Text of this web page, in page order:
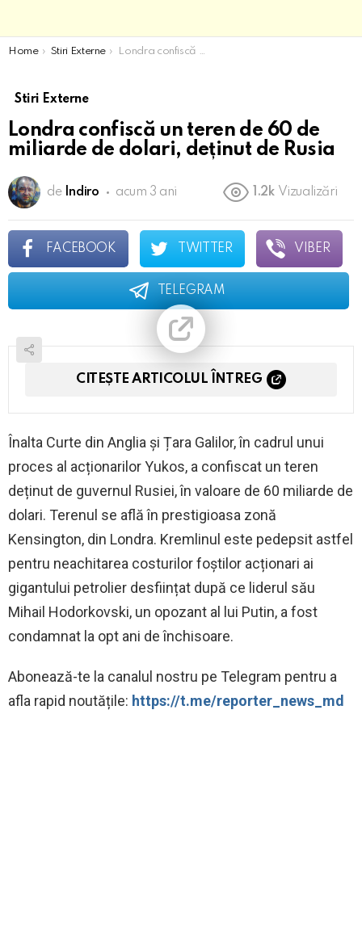
You are here:
Home Stiri Externe Londra confiscă un teren de 60 de miliarde de dolari, deținut de Rusia
Stiri Externe
Londra confiscă un teren de 60 de
miliarde de dolari, deținut de Rusia
de Indiro acum 3 ani 1.2k Vizualizări
FACEBOOK TWITTER VIBER
TELEGRAM
CITEȘTE ARTICOLUL ÎNTREG
Înalta Curte din Anglia și Țara Galilor, în cadrul unui
proces al acționarilor Yukos, a confiscat un teren
deținut de guvernul Rusiei, în valoare de 60 miliarde de
dolari. Terenul se află în prestigioasa zonă
Kensington, din Londra. Kremlinul este pedepsit astfel
pentru neachitarea costurilor foștilor acționari ai
gigantului petrolier desființat după ce liderul său
Mihail Hodorkovski, un opozant al lui Putin, a fost
condamnat la opt ani de închisoare.
Abonează-te la canalul nostru pe Telegram pentru a
afla rapid noutățile: https://t.me/reporter_news_md